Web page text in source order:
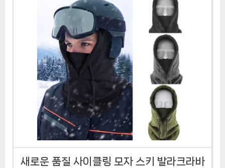
새로운 품질 사이클링 모자 스키 발라크라바